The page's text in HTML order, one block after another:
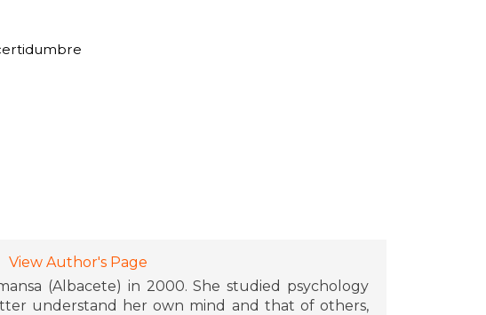
View Author's Page
(Albacete) in 2000. She studied psychology
understand her own mind and that of others,